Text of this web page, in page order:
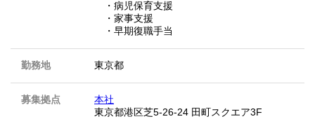
・病児保育支援
・家事支援
・早期復職手当
勤務地 東京都
募集拠点
本社
東京都港区芝5-26-24 田町スクエア3F